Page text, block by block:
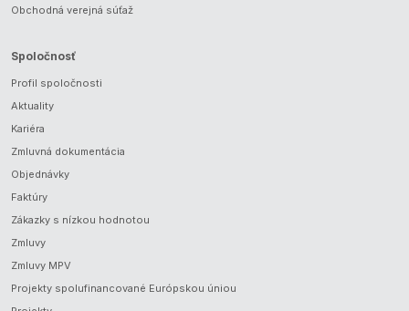
Obchodná verejná súťaž
Spoločnosť
Profil spoločnosti
Aktuality
Kariéra
Zmluvná dokumentácia
Objednávky
Faktúry
Zákazky s nízkou hodnotou
Zmluvy
Zmluvy MPV
Projekty spolufinancované Európskou úniou